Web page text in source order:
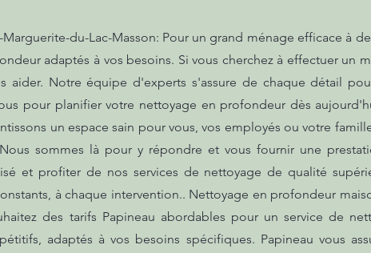
du-Lac-Masson: Pour un grand ménage efficace à
adaptés à vos besoins. Si vous cherchez à effectuer un
Notre équipe d'experts s'assure de chaque détail
pour planifier votre nettoyage en profondeur dès
un espace sain pour vous, vos employés ou votre
sommes là pour y répondre et vous fournir une
et profiter de nos services de nettoyage de qualité
à chaque intervention.. Nettoyage en profondeur
des tarifs Papineau abordables pour un service de
adaptés à vos besoins spécifiques. Papineau vous